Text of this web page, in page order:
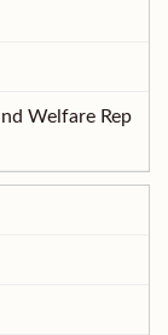
Welfare Rep